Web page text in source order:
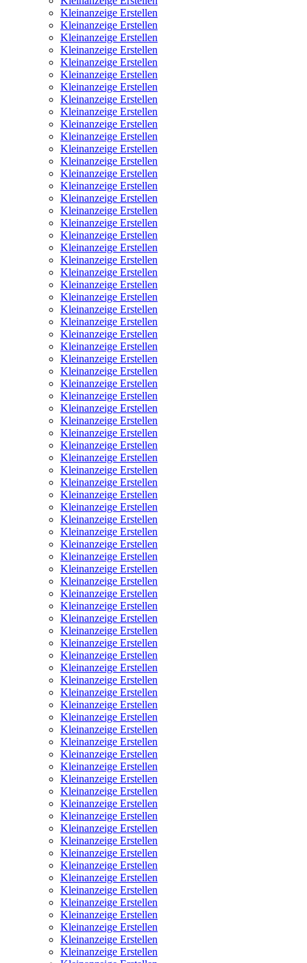
Kleinanzeige Erstellen
Kleinanzeige Erstellen
Kleinanzeige Erstellen
Kleinanzeige Erstellen
Kleinanzeige Erstellen
Kleinanzeige Erstellen
Kleinanzeige Erstellen
Kleinanzeige Erstellen
Kleinanzeige Erstellen
Kleinanzeige Erstellen
Kleinanzeige Erstellen
Kleinanzeige Erstellen
Kleinanzeige Erstellen
Kleinanzeige Erstellen
Kleinanzeige Erstellen
Kleinanzeige Erstellen
Kleinanzeige Erstellen
Kleinanzeige Erstellen
Kleinanzeige Erstellen
Kleinanzeige Erstellen
Kleinanzeige Erstellen
Kleinanzeige Erstellen
Kleinanzeige Erstellen
Kleinanzeige Erstellen
Kleinanzeige Erstellen
Kleinanzeige Erstellen
Kleinanzeige Erstellen
Kleinanzeige Erstellen
Kleinanzeige Erstellen
Kleinanzeige Erstellen
Kleinanzeige Erstellen
Kleinanzeige Erstellen
Kleinanzeige Erstellen
Kleinanzeige Erstellen
Kleinanzeige Erstellen
Kleinanzeige Erstellen
Kleinanzeige Erstellen
Kleinanzeige Erstellen
Kleinanzeige Erstellen
Kleinanzeige Erstellen
Kleinanzeige Erstellen
Kleinanzeige Erstellen
Kleinanzeige Erstellen
Kleinanzeige Erstellen
Kleinanzeige Erstellen
Kleinanzeige Erstellen
Kleinanzeige Erstellen
Kleinanzeige Erstellen
Kleinanzeige Erstellen
Kleinanzeige Erstellen
Kleinanzeige Erstellen
Kleinanzeige Erstellen
Kleinanzeige Erstellen
Kleinanzeige Erstellen
Kleinanzeige Erstellen
Kleinanzeige Erstellen
Kleinanzeige Erstellen
Kleinanzeige Erstellen
Kleinanzeige Erstellen
Kleinanzeige Erstellen
Kleinanzeige Erstellen
Kleinanzeige Erstellen
Kleinanzeige Erstellen
Kleinanzeige Erstellen
Kleinanzeige Erstellen
Kleinanzeige Erstellen
Kleinanzeige Erstellen
Kleinanzeige Erstellen
Kleinanzeige Erstellen
Kleinanzeige Erstellen
Kleinanzeige Erstellen
Kleinanzeige Erstellen
Kleinanzeige Erstellen
Kleinanzeige Erstellen
Kleinanzeige Erstellen
Kleinanzeige Erstellen
Kleinanzeige Erstellen